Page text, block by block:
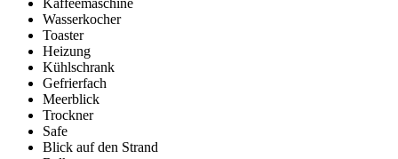
Wasserkocher
Toaster
Heizung
Kühlschrank
Gefrierfach
Meerblick
Trockner
Safe
Blick auf den Strand